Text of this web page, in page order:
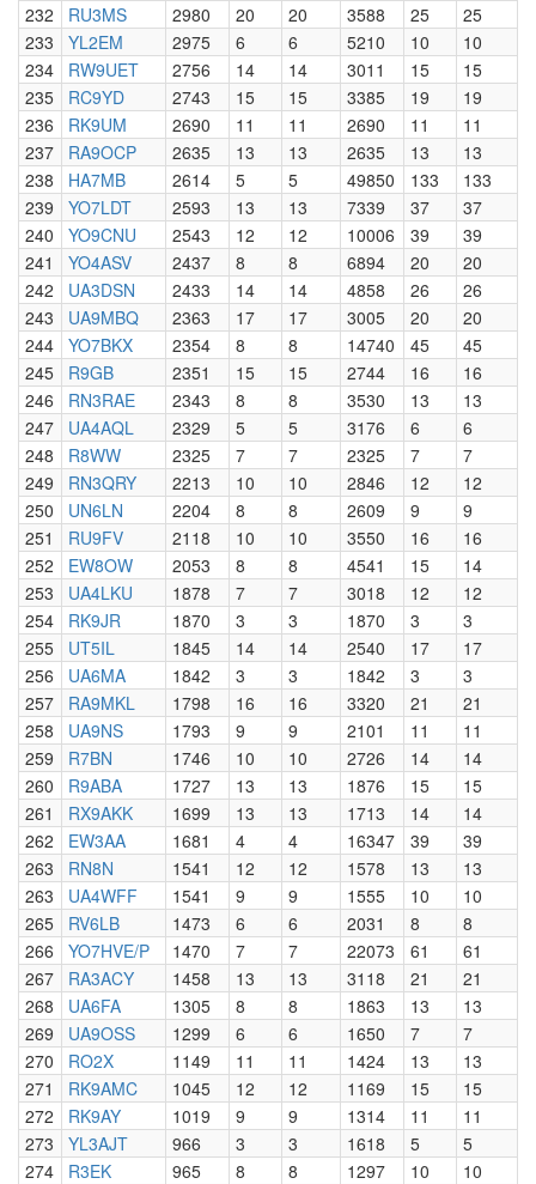
232
RU3MS 2980 20 20 3588 25
25
233
YL2EM 2975 6 6 5210 10
10
234
RW9UET 2756 14 14 3011 15
15
235
RC9YD 2743 15 15 3385 19
19
236
RK9UM 2690 11 11 2690 11
11
237
RA9OCP 2635 13 13 2635 13
13
238
HA7MB 2614 5 5 49850 133
133
239
YO7LDT 2593 13 13 7339 37
37
240
YO9CNU 2543 12 12 10006 39
39
241
YO4ASV 2437 8 8 6894 20
20
242
UA3DSN 2433 14 14 4858 26
26
243
UA9MBQ 2363 17 17 3005 20
20
244 YO7BKX 2354 8 8 14740 45
45
245
R9GB 2351 15 15 2744 16
16
246
RN3RAE 2343 8 8 3530 13
13
247
UA4AQL 2329 5 5 3176 6
6
248
R8WW 2325 7 7 2325 7
7
249
RN3QRY 2213 10 10 2846 12
12
250
UN6LN 2204 8 8 2609 9
9
251
RU9FV 2118 10 10 3550 16
16
252
EW8OW 2053 8 8 4541 15
14
253
UA4LKU 1878 7 7 3018 12
12
254
RK9JR 1870 3 3 1870 3
3
255
UT5IL 1845 14 14 2540 17
17
256
UA6MA 1842 3 3 1842 3
3
257
RA9MKL 1798 16 16 3320 21
21
258
UA9NS 1793 9 9 2101 11
11
259
R7BN 1746 10 10 2726 14
14
260
R9ABA 1727 13 13 1876 15
15
261
RX9AKK 1699 13 13 1713 14
14
262
EW3AA 1681 4 4 16347 39
39
263
RN8N 1541 12 12 1578 13
13
263
UA4WFF 1541 9 9 1555 10
10
265
RV6LB 1473 6 6 2031 8
8
266
YO7HVE/P 1470 7 7 22073 61
61
267
RA3ACY 1458 13 13 3118 21
21
268
UA6FA 1305 8 8 1863 13
13
269
UA9OSS 1299 6 6 1650 7
7
270
RO2X 1149 11 11 1424 13
13
271
RK9AMC 1045 12 12 1169 15
15
272
RK9AY 1019 9 9 1314 11
11
273
YL3AJT 966 3 3 1618 5
5
274
R3EK 965 8 8 1297 10
10